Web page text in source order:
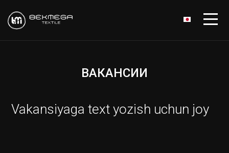
ВАКАНСИИ
Vakansiyaga text yozish uchun joy